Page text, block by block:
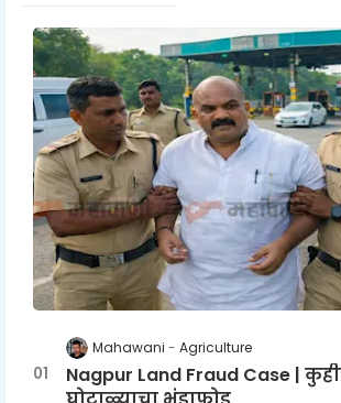
Mahawani Agriculture
Nagpur Land Fraud Case |